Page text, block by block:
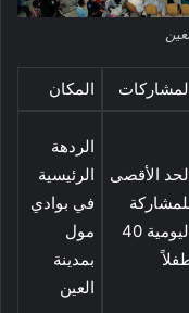
المكان
الأقصى
اليومية 40
الردهة
الرئيسية
في بوادي
مول
بمدينة
العين